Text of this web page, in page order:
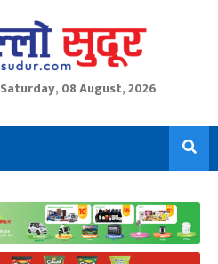
Saturday, 08 August, 2026